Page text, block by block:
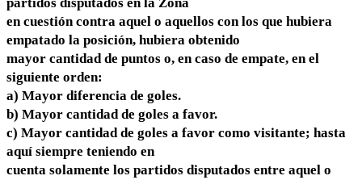
en cuestión contra aquel o aquellos con los que hubiera
empatado la posición, hubiera obtenido
mayor cantidad de puntos o, en caso de empate, en el
siguiente orden:
a) Mayor diferencia de goles.
b) Mayor cantidad de goles a favor.
c) Mayor cantidad de goles a favor como visitante; hasta
aquí siempre teniendo en
cuenta solamente los partidos disputados entre aquel o